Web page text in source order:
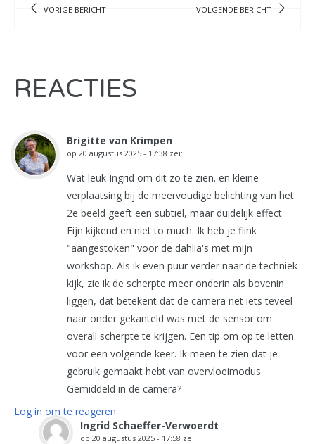
VORIGE BERICHT VOLGENDE BERICHT
REACTIES
Brigitte van Krimpen
op 20 augustus 2025 - 17:38 zei:
Wat leuk Ingrid om dit zo te zien. en kleine
verplaatsing bij de meervoudige belichting van het
2e beeld geeft een subtiel, maar duidelijk effect.
Fijn kijkend en niet to much. Ik heb je flink
"aangestoken" voor de dahlia's met mijn
workshop. Als ik even puur verder naar de techniek
kijk, zie ik de scherpte meer onderin als bovenin
liggen, dat betekent dat de camera net iets teveel
naar onder gekanteld was met de sensor om
overall scherpte te krijgen. Een tip om op te letten
voor een volgende keer. Ik meen te zien dat je
gebruik gemaakt hebt van overvloeimodus
Gemiddeld in de camera?
Log in om te reageren
Ingrid Schaeffer-Verwoerdt
op 20 augustus 2025 - 17:58 zei: